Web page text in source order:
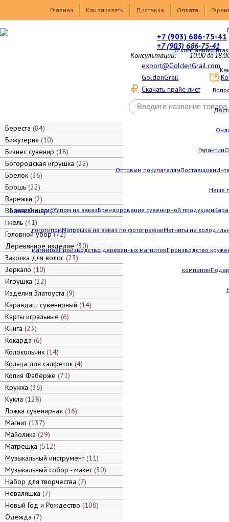
Главная
Как заказать Доставка Оплата
О компании
Гарантии
Оптовым покупателямПоставщики
Наше
Брелоки с логотипом на заказБрендирование сувенирной продукции
логотипомМатрешка на заказ по фотографииМагниты на
магнитовПроизводство деревянных магнитовПроизводство
компании
+7 (903) 686-75-41
+7 (903) 686-75-41
Консультации: 10:00 до
export@GoldenGrail.com
GoldenGrail
Скачать прайс-лист
Береста 84
Бижутерия 10
Бизнес сувенир 18
Богородская игрушка 22
Брелок 36
Брошь 22
Варежки 2
Водяной шар 7
Гжель 41
Головной убор 72
Деревянное изделие 30
Заколка для волос 23
Зеркало 10
Игрушка 22
Изделия Златоуста 9
Карандаш сувенирный 14
Карты игральные 6
Книга 23
Кокарда 6
Колокольчик 14
Кольца для салфеток 4
Копия Фаберже 71
Кружка 36
Кукла 128
Ложка сувенирная 16
Магнит 137
Майолика 29
Матрешка 512
Музыкальный инструмент 11
Музыкальный собор - макет 30
Набор для творчества 7
Неваляшка 7
Новый Год и Рождество 108
Одежда 7